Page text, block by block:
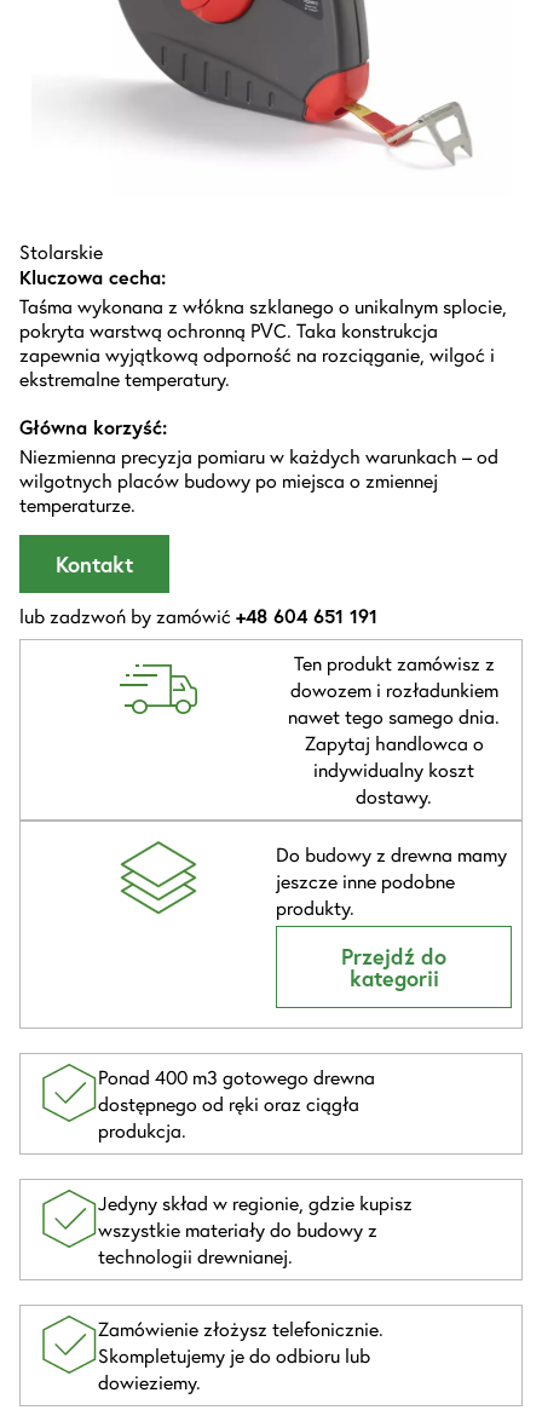
Stolarskie
Kluczowa cecha:
Taśma wykonana z włókna szklanego o unikalnym splocie,
pokryta warstwą ochronną PVC. Taka konstrukcja
zapewnia wyjątkową odporność na rozciąganie, wilgoć i
ekstremalne temperatury.
Główna korzyść:
Niezmienna precyzja pomiaru w każdych warunkach – od
wilgotnych placów budowy po miejsca o zmiennej
temperaturze.
Kontakt
lub zadzwoń by zamówić+48 604 651 191
Ten produkt zamówisz z
dowozem i rozładunkiem
nawet tego samego dnia.
Zapytaj handlowca o
indywidualny koszt
dostawy.
Do budowy z drewna mamy
jeszcze inne podobne
produkty.
Przejdź do
kategorii
Ponad 400 m3 gotowego drewna
dostępnego od ręki oraz ciągła
produkcja.
Jedyny skład w regionie, gdzie kupisz
wszystkie materiały do budowy z
technologii drewnianej.
Zamówienie złożysz telefonicznie.
Skompletujemy je do odbioru lub
dowieziemy.